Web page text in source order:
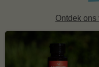
Ontdek